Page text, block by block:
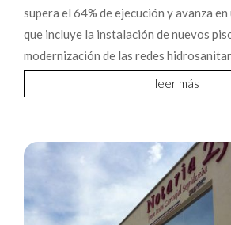
supera el 64% de ejecución y avanza
que incluye la instalación de nuevos
modernización de las redes
leer más